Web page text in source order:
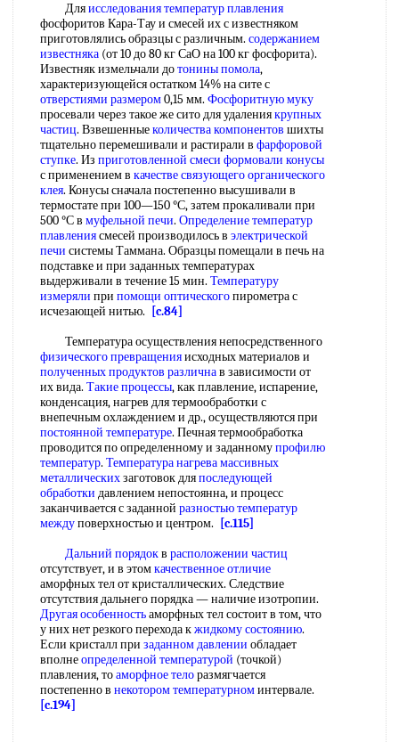
Дляисследования температур плавления
фосфоритов Кара-Тау и смесей их с известняком
приготовлялись образцы с различным. содержанием
известняка (от 10 до 80 кг СаО на 100 кг фосфорита).
Известняк измельчали дотонины помола,
характеризующейся остатком 14% на сите с
отверстиями размером0,15 мм. Фосфоритную муку
просевали через такое же сито для удалениякрупных
частиц. Взвешенныеколичества компонентов шихты
тщательно перемешивали и растирали в фарфоровой
ступке. Из приготовленной смеси формовали конусы
с применением в качестве связующегоорганического
клея. Конусы сначала постепенно высушивали в
термостате при 100—150 °С, затем прокаливали при
500 °С в муфельной печи. Определение температур
плавлениясмесей производилось в электрической
печи системы Таммана. Образцы помещали в печь на
подставке и при заданных температурах
выдерживали в течение 15 мин. Температуру
измеряли при помощи оптическогопирометра с
исчезающей нитью.
[c.84]
Температура осуществления непосредственного
физического превращенияисходных материалов и
полученных продуктов различнав зависимости от
их вида. Такие процессы, как плавление, испарение,
конденсация, нагрев для термообработки с
внепечным охлаждением и др., осуществляются при
постоянной температуре. Печная термообработка
проводится по определенному и заданномупрофилю
температур. Температура нагревамассивных
металлическихзаготовок дляпоследующей
обработки давлением непостоянна, и процесс
заканчивается с заданной разностью температур
междуповерхностью и центром.
[c.115]
Дальний порядокв расположении частиц
отсутствует, и в этомкачественное отличие
аморфных тел от кристаллических. Следствие
отсутствия дальнего порядка — наличие изотропии.
Другая особенностьаморфных тел состоит в том, что
у них нет резкого перехода кжидкому состоянию.
Если кристалл при заданном давлении обладает
вполнеопределенной температурой (точкой)
плавления, тоаморфное телоразмягчается
постепенно в некотором температурноминтервале.
[c.194]